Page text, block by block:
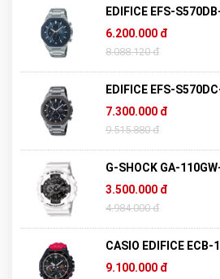
EDIFICE EFS-
6.200.000 đ
8.088.120 đ
EDIFICE EFS-
7.300.000 đ
9.515.880 đ
G-SHOCK GA-
3.500.000 đ
4.984.000 đ
CASIO EDIFICE ECB-
9.100.000 đ